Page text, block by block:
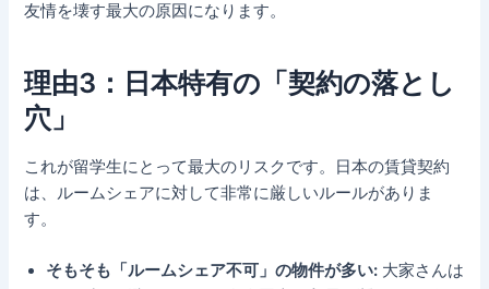
友情を壊す最大の原因になります。
理由3：日本特有の「契約の落とし
穴」
これが留学生にとって最大のリスクです。日本の賃貸契約
は、ルームシェアに対して非常に厳しいルールがありま
す。
そもそも「ルームシェア不可」の物件が多い: 大家さんは